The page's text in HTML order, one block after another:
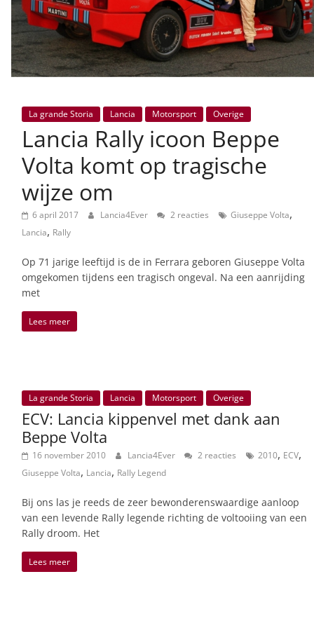
La grande Storia Lancia Motorsport Overige
Lancia Rally icoon Beppe
Volta komt op tragische
wijze om
6 april 2017 Lancia4Ever 2 reacties Giuseppe Volta,
Lancia, Rally
Op 71 jarige leeftijd is de in Ferrara geboren Giuseppe Volta
omgekomen tijdens een tragisch ongeval. Na een aanrijding
met
Lees meer
La grande Storia Lancia Motorsport Overige
ECV: Lancia kippenvel met dank aan
Beppe Volta
16 november 2010 Lancia4Ever 2 reacties 2010, ECV,
Giuseppe Volta, Lancia, Rally Legend
Bij ons las je reeds de zeer bewonderenswaardige aanloop
van een levende Rally legende richting de voltooiing van een
Rally droom. Het
Lees meer